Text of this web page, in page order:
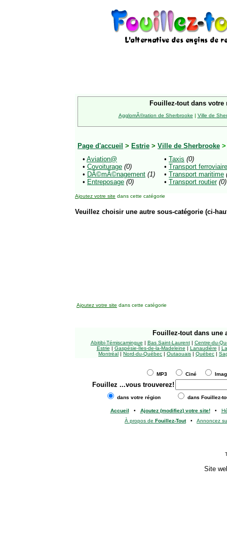
Fouillez-tout dans votre
AgglomÃ©ration de Sherbrooke | Ville de
Page d'accueil > Estrie > Ville de Sherbrooke
• Aviation@
• Covoiturage (0)
• DÃ©mÃ©nagement (1)
• Entreposage (0)
• Taxis (0)
• Transport ferroviaire
• Transport maritime
• Transport routier (0)
Ajoutez votre site dans cette catégorie
Veuillez choisir une autre sous-catégorie (ci-
Ajoutez votre site dans cette catégorie
Fouillez-tout dans une
Abitibi-Témiscamingue | Bas Saint-Laurent| Centre-du-
Estrie | Gaspésie-Îles-de-la-Madeleine | Lanaudière |
Montréal | Nord-du-Québec | Outaouais | Québec |
MP3 Ciné
Fouillez ...vous trouverez!
dans votre région dans Fouillez-
Accueil • Ajoutez (modifiez) votre site!•
À propos de Fouillez-Tout• Annoncez
Site